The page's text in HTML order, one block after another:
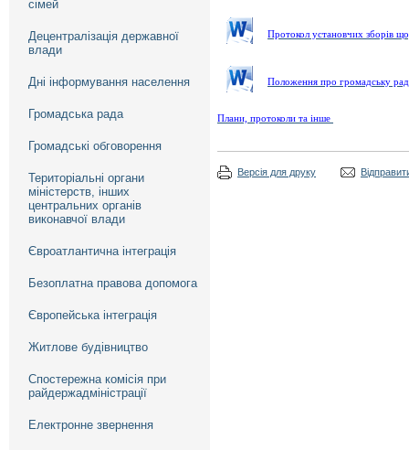
сімей
Децентралізація державної
влади
Дні інформування населення
Громадська рада
Громадські обговорення
Територіальні органи
міністерств, інших
центральних органів
виконавчої влади
Євроатлантична інтеграція
Безоплатна правова допомога
Європейська інтеграція
Житлове будівництво
Спостережна комісія при
райдержадміністрації
Електронне звернення
Протокол установчих зборів
Положення про громадську
Плани, протоколи та інше
Версія для друку